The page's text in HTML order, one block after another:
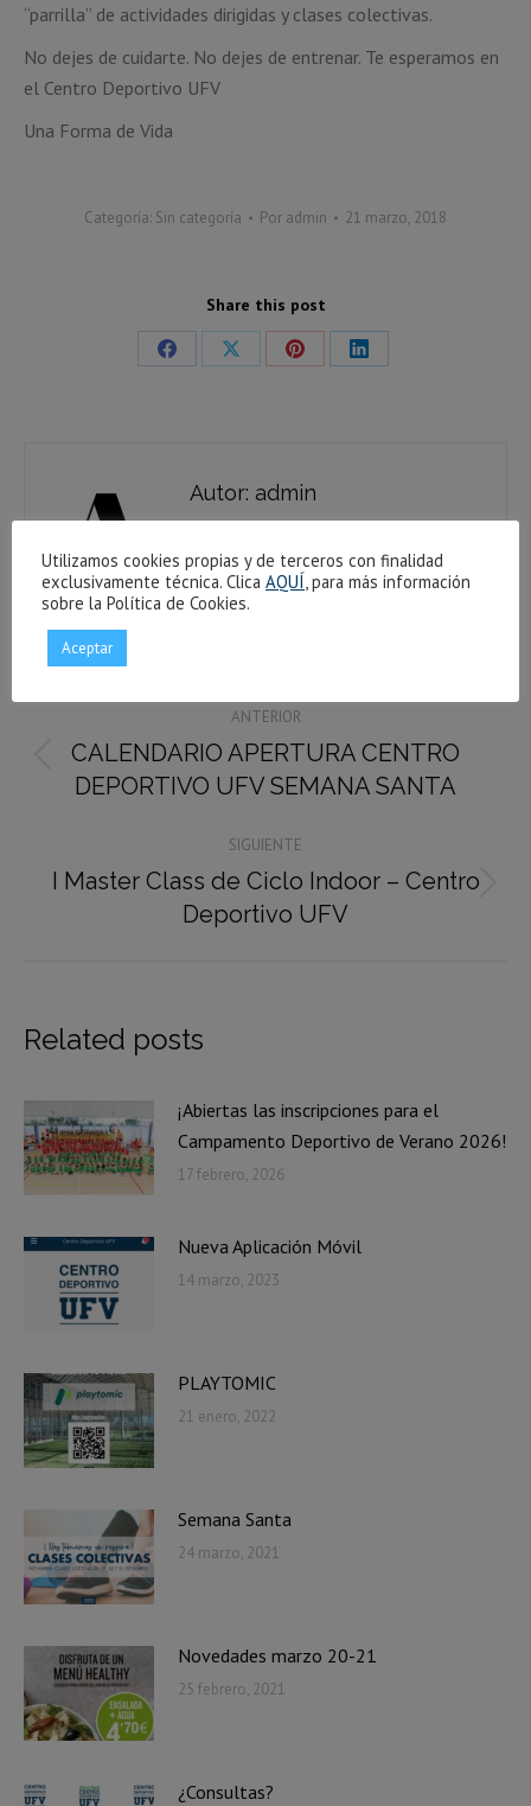
“parrilla” de actividades dirigidas y clases colectivas.
No dejes de cuidarte. No dejes de entrenar. Te esperamos en
el Centro Deportivo UFV
Una Forma de Vida
Categoría: Sin categoría Por admin 21 marzo, 2018
Share this post
Share
Share
Share
Share
Autor: admin
Navegación
entre
publicaciones
ANTERIOR
Publicación
anterior:
CALENDARIO APERTURA CENTRO
DEPORTIVO UFV SEMANA SANTA
SIGUIENTE
Publicación
siguiente:
I Master Class de Ciclo Indoor – Centro
Deportivo UFV
Related posts
¡Abiertas las inscripciones para el
Campamento Deportivo de Verano 2026!
17 febrero, 2026
Nueva Aplicación Móvil
14 marzo, 2023
PLAYTOMIC
21 enero, 2022
Semana Santa
24 marzo, 2021
Novedades marzo 20-21
25 febrero, 2021
¿Consultas?
Utilizamos cookies propias y de terceros con finalidad
exclusivamente técnica. Clica AQUÍ , para más información
sobre la Política de Cookies.
Aceptar